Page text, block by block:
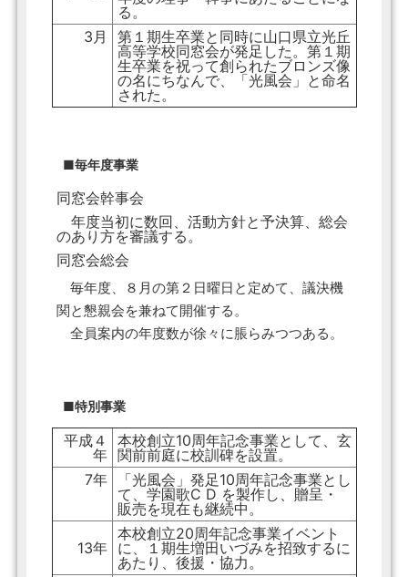
る。
3月
第１期生卒業と同時に山口県立光丘
高等学校同窓会が発足した。第１期
生卒業を祝って創られたブロンズ像
の名にちなんで、「光風会」と命名
された。
■毎年度事業
同窓会幹事会
年度当初に数回、活動方針と予決算、総会
のあり方を審議する。
同窓会総会
毎年度、８月の第２日曜日と定めて、議決機
関と懇親会を兼ねて開催する。
全員案内の年度数が徐々に脹らみつつある。
■特別事業
平成４
年
本校創立10周年記念事業として、玄
関前前庭に校訓碑を設置。
7年
「光風会」発足10周年記念事業とし
て、学園歌C D を製作し、贈呈・
販売を現在も継続中。
13年
本校創立20周年記念事業イベント
に、１期生増田いづみを招致するに
あたり、後援・協力。